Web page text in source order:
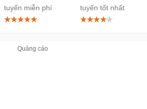
tuyến miễn phí
tuyến tốt nhất